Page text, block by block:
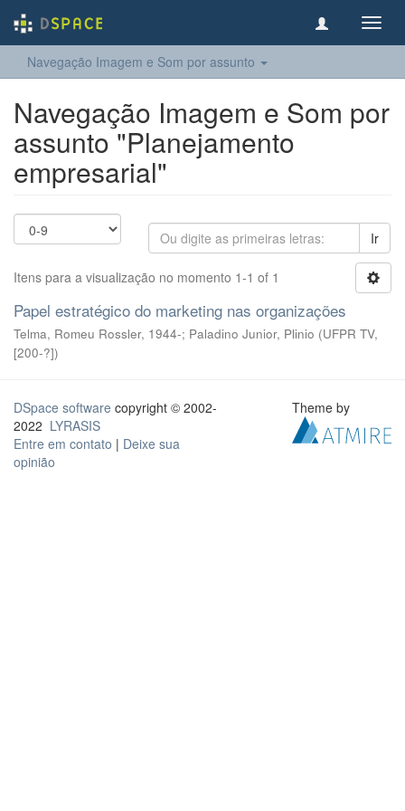
Navegação Imagem e Som por assunto
Navegação Imagem e Som por
assunto "Planejamento
empresarial"
Ir
Itens para a visualização no momento 1-1 of 1
Papel estratégico do marketing nas organizações
Telma, Romeu Rossler, 1944-; Paladino Junior, Plinio (UFPR TV,
[200-?])
DSpace software copyright © 2002-
2022 LYRASIS
Entre em contato | Deixe sua
opinião
Theme by